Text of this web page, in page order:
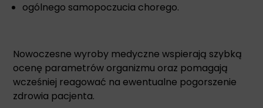
ogólnego samopoczucia chorego.
Nowoczesne wyroby medyczne wspierają szybką
ocenę parametrów organizmu oraz pomagają
wcześniej reagować na ewentualne pogorszenie
zdrowia pacjenta.